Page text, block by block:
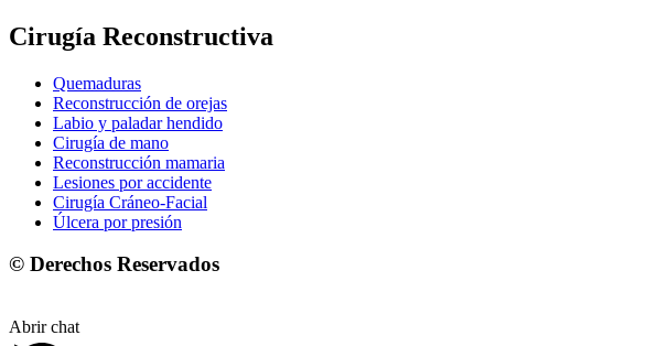
Cirugía Reconstructiva
Quemaduras
Reconstrucción de orejas
Labio y paladar hendido
Cirugía de mano
Reconstrucción mamaria
Lesiones por accidente
Cirugía Cráneo-Facial
Úlcera por presión
© Derechos Reservados
Abrir chat